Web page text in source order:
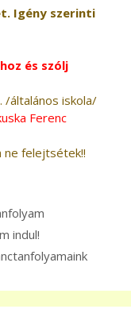
Igény szerinti
és szólj
/általános iskola/
Ferenc
ne felejtsétek!!
indul!